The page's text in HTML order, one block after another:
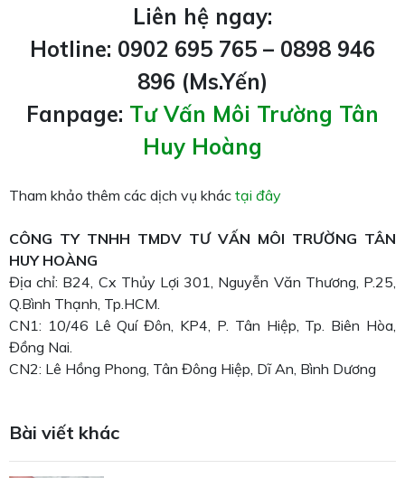
Liên hệ ngay:
Hotline: 0902 695 765 – 0898 946
896 (Ms.Yến)
Fanpage: Tư Vấn Môi Trường Tân
Huy Hoàng
Tham khảo thêm các dịch vụ khác tại đây
CÔNG TY TNHH TMDV TƯ VẤN MÔI TRƯỜNG TÂN
HUY HOÀNG
Địa chỉ: B24, Cx Thủy Lợi 301, Nguyễn Văn Thương, P.25,
Q.Bình Thạnh, Tp.HCM.
CN1: 10/46 Lê Quí Đôn, KP4, P. Tân Hiệp, Tp. Biên Hòa,
Đồng Nai.
CN2: Lê Hồng Phong, Tân Đông Hiệp, Dĩ An, Bình Dương
Bài viết khác